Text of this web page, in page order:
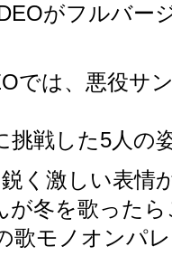
がフルバー
では、悪役サ
挑戦した5人の
く激しい表情
が冬を歌った
歌モノオンパ